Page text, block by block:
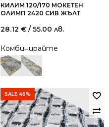
КИЛИМ 120/170 МОКЕТЕН
ОЛИМП 2420 СИВ ЖЪЛТ
28.12 € / 55.00 лв.
Комбинирайте
SALE 46%